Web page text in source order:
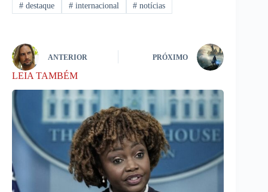
#destaque #internacional # notícias
ANTERIOR PRÓXIMO
LEIA TAMBÉM